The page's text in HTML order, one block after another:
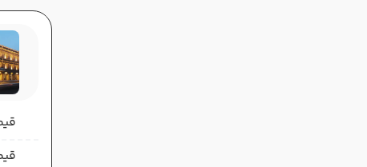
قیمت 2
قیمت 1